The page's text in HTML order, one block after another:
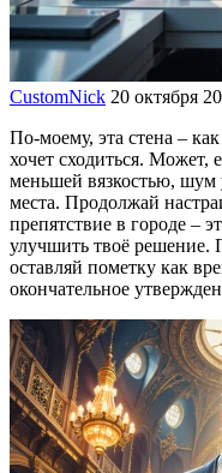
CustomNick 20 октября
По-моему, эта стена –
хочет сходиться. Может,
меньшей вязкостью, шум
места. Продолжай
препятствие в городе –
улучшить твоё решение.
оставляй пометку как
окончательное